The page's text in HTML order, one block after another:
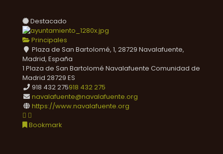
Destacado
Principales
Plaza de San Bartolomé, 1, 28729 Navalafuente,
Madrid, España
1 Plaza de San Bartolomé Navalafuente Comunidad de
Madrid 28729 ES
918 432 275918 432 275
navalafuente@navalafuente.org
https://www.navalafuente.org
Bookmark